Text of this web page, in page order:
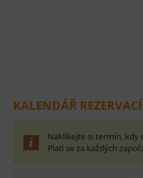
KALENDÁŘ
Naklikejte si termín, kdy
Platí se za každých